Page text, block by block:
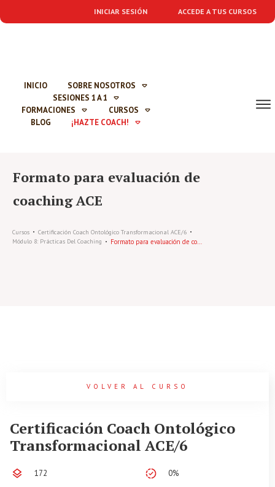
INICIAR SESIÓN ACCEDE A TUS CURSOS
INICIO
SOBRE NOSOTROS
SESIONES 1 A 1
FORMACIONES
CURSOS
BLOG
¡HAZTE COACH!
Formato para evaluación de
coaching ACE
Cursos
Certificación Coach Ontológico Transformacional ACE/6
Módulo 8: Prácticas Del Coaching
VOLVER AL CURSO
Certificación Coach Ontológico
Transformacional ACE/6
172 0%